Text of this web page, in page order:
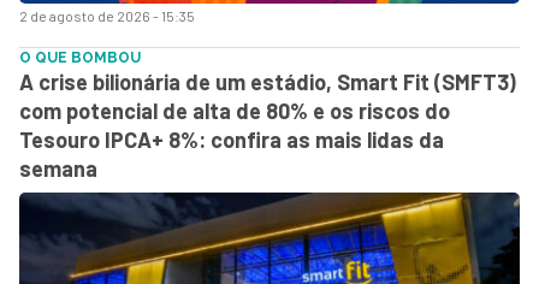
2 de agosto de 2026 - 15:35
O QUE BOMBOU
A crise bilionária de um estádio, Smart Fit (SMFT3)
com potencial de alta de 80% e os riscos do
Tesouro IPCA+ 8%: confira as mais lidas da
semana